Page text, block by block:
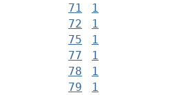
71
1
72
1
75
1
77
1
78
1
79
1